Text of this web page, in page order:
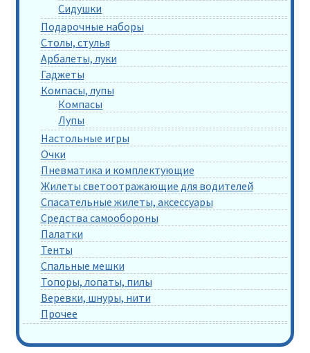
Сидушки
Подарочные наборы
Столы, стулья
Арбалеты, луки
Гаджеты
Компасы, лупы
Компасы
Лупы
Настольные игры
Очки
Пневматика и комплектующие
Жилеты светоотражающие для водителей
Спасательные жилеты, аксессуары
Средства самообороны
Палатки
Тенты
Спальные мешки
Топоры, лопаты, пилы
Веревки, шнуры, нити
Прочее